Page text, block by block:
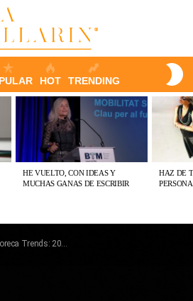
HOT TRENDING
HE VUELTO, CON IDEAS Y
MUCHAS GANAS DE ESCRIBIR
HAZ DE
Trends: 2018 en 18 tendencias clave para el sector